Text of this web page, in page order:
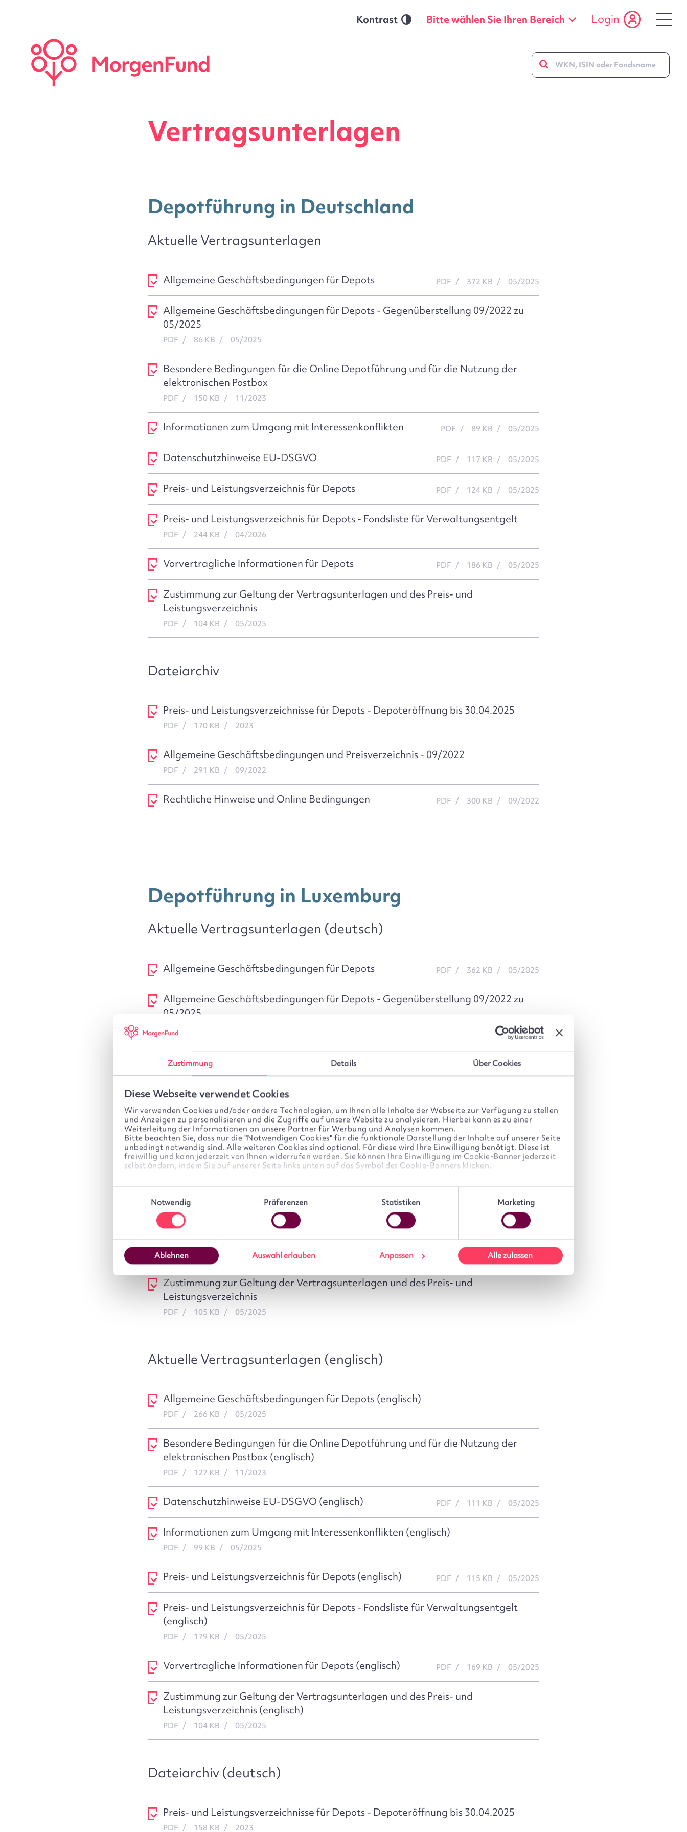
Zustimmung Details Über Cookies
Diese Webseite verwendet Cookies
Wir verwenden Cookies und/oder andere Technologien, um Ihnen alle Inhalte der Webseite zur Verfügung zu stellen
und Anzeigen zu personalisieren und die Zugriffe auf unsere Website zu analysieren. Hierbei kann es zu einer
Weiterleitung der Informationen an unsere Partner für Werbung und Analysen kommen.
Bitte beachten Sie, dass nur die "Notwendigen Cookies" für die funktionale Darstellung der Inhalte auf unserer Seite
unbedingt notwendig sind. Alle weiteren Cookies sind optional. Für diese wird Ihre Einwilligung benötigt. Diese ist
freiwillig und kann jederzeit von Ihnen widerrufen werden. Sie können Ihre Einwilligung im Cookie-Banner jederzeit
selbst ändern, indem Sie auf unserer Seite links unten auf das Symbol des Cookie-Banners klicken.
Notwendig
Präferenzen Statistiken Marketing
Ablehnen Auswahl erlauben Anpassen Alle zulassen
Kontrast Bitte wählen Sie Ihren Bereich Login
Vertragsunterlagen
Depotführung in Deutschland
Aktuelle Vertragsunterlagen
Allgemeine Geschäftsbedingungen für Depots PDF 372 KB 05/2025
Allgemeine Geschäftsbedingungen für Depots - Gegenüberstellung 09/2022 zu
05/2025
PDF 86 KB 05/2025
Besondere Bedingungen für die Online Depotführung und für die Nutzung der
elektronischen Postbox
PDF 150 KB 11/2023
Informationen zum Umgang mit Interessenkonflikten PDF 89 KB 05/2025
Datenschutzhinweise EU-DSGVO PDF 117 KB 05/2025
Preis- und Leistungsverzeichnis für Depots PDF 124 KB 05/2025
Preis- und Leistungsverzeichnis für Depots - Fondsliste für Verwaltungsentgelt
PDF 244 KB 04/2026
Vorvertragliche Informationen für Depots PDF 186 KB 05/2025
Zustimmung zur Geltung der Vertragsunterlagen und des Preis- und
Leistungsverzeichnis
PDF 104 KB 05/2025
Dateiarchiv
Preis- und Leistungsverzeichnisse für Depots - Depoteröffnung bis 30.04.2025
PDF 170 KB 2023
Allgemeine Geschäftsbedingungen und Preisverzeichnis - 09/2022
PDF 291 KB 09/2022
Rechtliche Hinweise und Online Bedingungen PDF 300 KB 09/2022
Depotführung in Luxemburg
Aktuelle Vertragsunterlagen (deutsch)
Allgemeine Geschäftsbedingungen für Depots PDF 362 KB 05/2025
Allgemeine Geschäftsbedingungen für Depots - Gegenüberstellung 09/2022 zu
05/2025
PDF
Besondere Bedingungen für die Online Depotführung und für die Nutzung der
elektronischen Postbox
PDF 11/2023
Datenschutzhinweise EU-DSGVO PDF 117 KB 05/2025
Informationen zum Umgang mit Interessenkonflikten PDF 89 KB 05/2025
Preis- und Leistungsverzeichnis für Depots - Fondsliste für Verwaltungsentgelt
PDF
Vorvertragliche Informationen für Depots 172 KB 05/2025
Zustimmung zur Geltung der Vertragsunterlagen und des Preis- und
Leistungsverzeichnis
PDF 105 KB 05/2025
Aktuelle Vertragsunterlagen (englisch)
Allgemeine Geschäftsbedingungen für Depots (englisch)
PDF 266 KB 05/2025
Besondere Bedingungen für die Online Depotführung und für die Nutzung der
elektronischen Postbox (englisch)
PDF 127 KB 11/2023
Datenschutzhinweise EU-DSGVO (englisch) PDF 111 KB 05/2025
Informationen zum Umgang mit Interessenkonflikten (englisch)
PDF 99 KB 05/2025
Preis- und Leistungsverzeichnis für Depots (englisch) PDF 115 KB 05/2025
Preis- und Leistungsverzeichnis für Depots - Fondsliste für Verwaltungsentgelt
(englisch)
PDF 179 KB 05/2025
Vorvertragliche Informationen für Depots (englisch) PDF 169 KB 05/2025
Zustimmung zur Geltung der Vertragsunterlagen und des Preis- und
Leistungsverzeichnis (englisch)
PDF 104 KB 05/2025
Dateiarchiv (deutsch)
Preis- und Leistungsverzeichnisse für Depots - Depoteröffnung bis 30.04.2025
PDF 158 KB 2023